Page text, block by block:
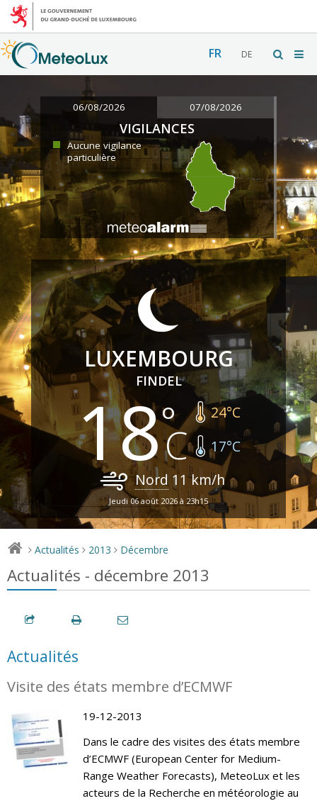
FR DE
06/08/2026 07/08/2026
VIGILANCES
Aucune vigilance
particulière
LUXEMBOURG
FINDEL
18 24°C
17°C
Nord 11km/h
Jeudi 06 août 2026 à 23h15
> Actualités > 2013 > Décembre
Actualités - décembre 2013
Actualités
Visite des états membre d’ECMWF
19-12-2013
Dans le cadre des visites des états membre
d’ECMWF (European Center for Medium-
Range Weather Forecasts), MeteoLux et les
acteurs de la Recherche en météorologie au